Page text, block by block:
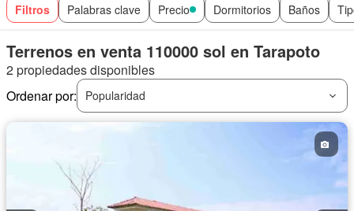
Filtros Palabras clave Precio Dormitorios Baños
Terrenos en venta 110000 sol en Tarapoto
2 propiedades disponibles
Ordenar por:
Popularidad